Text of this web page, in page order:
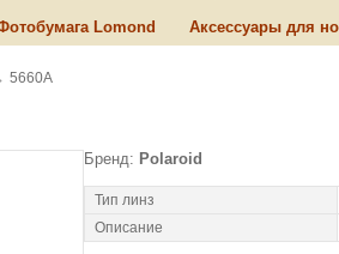
Lomond Аксессуары для
5660A
Бренд: Polaroid
Тип линз
Описание